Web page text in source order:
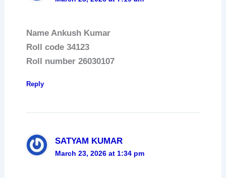
Name Ankush Kumar
Roll code 34123
Roll number 26030107
Reply
SATYAM KUMAR
March 23, 2026 at 1:34 pm